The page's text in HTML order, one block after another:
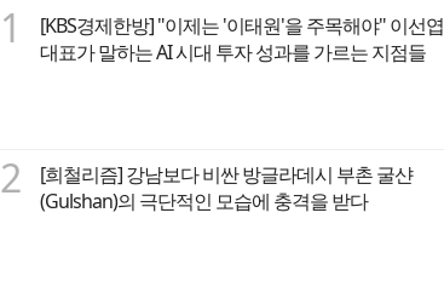
1
[KBS경제한방] "이제는 '이태원'을 주목해야" 이선엽
대표가 말하는 AI 시대 투자 성과를 가르는 지점들
2
[희철리즘] 강남보다 비싼 방글라데시 부촌 굴샨
(Gulshan)의 극단적인 모습에 충격을 받다